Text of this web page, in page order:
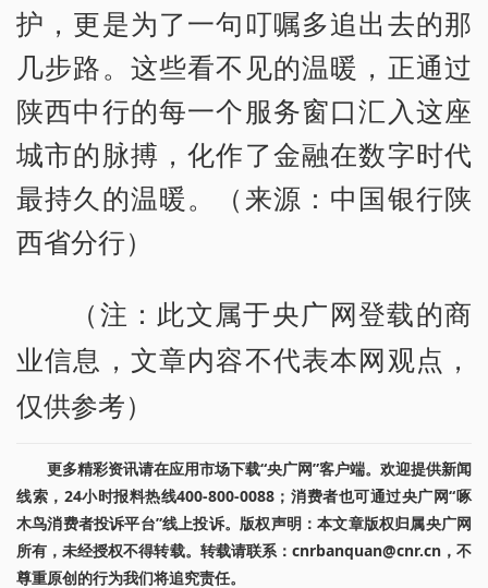
护，更是为了一句叮嘱多追出去的那
几步路。这些看不见的温暖，正通过
陕西中行的每一个服务窗口汇入这座
城市的脉搏，化作了金融在数字时代
最持久的温暖。（来源：中国银行陕
西省分行）
（注：此文属于央广网登载的商
业信息，文章内容不代表本网观点，
仅供参考）
更多精彩资讯请在应用市场下载“央广网”客户端。欢迎提供新闻
线索，24小时报料热线400-800-0088；消费者也可通过央广网“啄
木鸟消费者投诉平台”线上投诉。版权声明：本文章版权归属央广网
所有，未经授权不得转载。转载请联系：cnrbanquan@cnr.cn，不
尊重原创的行为我们将追究责任。